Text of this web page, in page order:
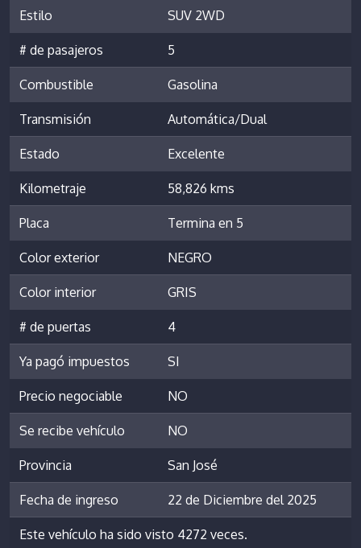
Estilo SUV 2WD
# de pasajeros 5
Combustible Gasolina
Transmisión Automática/Dual
Estado Excelente
Kilometraje 58,826 kms
Placa Termina en 5
Color exterior NEGRO
Color interior GRIS
# de puertas 4
Ya pagó impuestos SI
Precio negociable NO
Se recibe vehículo NO
Provincia San José
Fecha de ingreso 22 de Diciembre del 2025
Este vehículo ha sido visto 4272 veces.